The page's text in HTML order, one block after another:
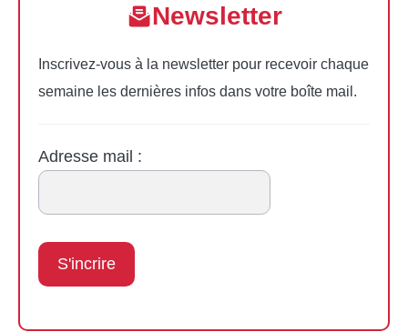
Newsletter
Inscrivez-vous à la newsletter pour recevoir chaque
semaine les dernières infos dans votre boîte mail.
Adresse mail :